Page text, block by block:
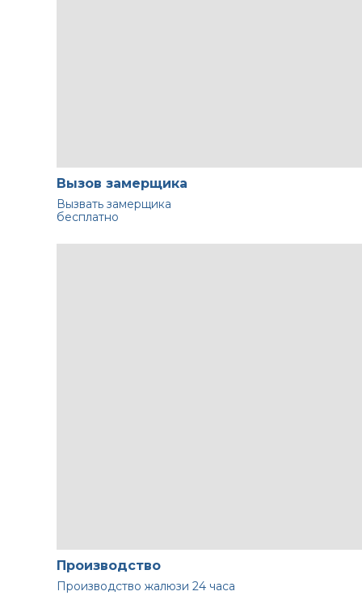
Вызов замерщика
Вызвать замерщика
бесплатно
Производство
Производство жалюзи 24 часа